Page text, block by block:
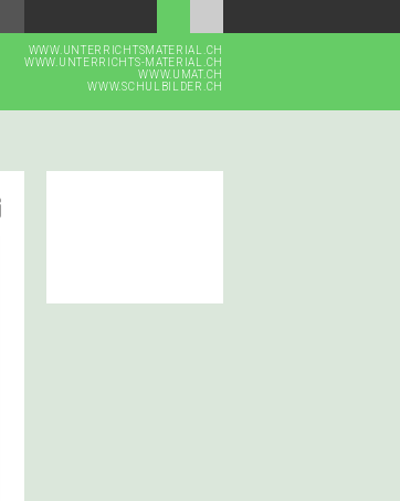
WWW.UNTERRICHTSMATERIAL.CH
WWW.UNTERRICHTS-MATERIAL.CH
WWW.UMAT.CH
WWW.SCHULBILDER.CH